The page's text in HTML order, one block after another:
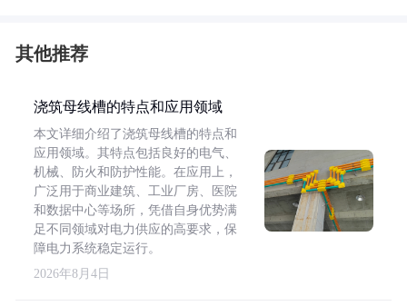
其他推荐
浇筑母线槽的特点和应用领域
本文详细介绍了浇筑母线槽的特点和
应用领域。其特点包括良好的电气、
机械、防火和防护性能。在应用上，
广泛用于商业建筑、工业厂房、医院
和数据中心等场所，凭借自身优势满
足不同领域对电力供应的高要求，保
障电力系统稳定运行。
2026年8月4日